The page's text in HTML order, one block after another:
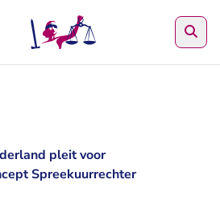
pleit voor
Spreekuurrechter